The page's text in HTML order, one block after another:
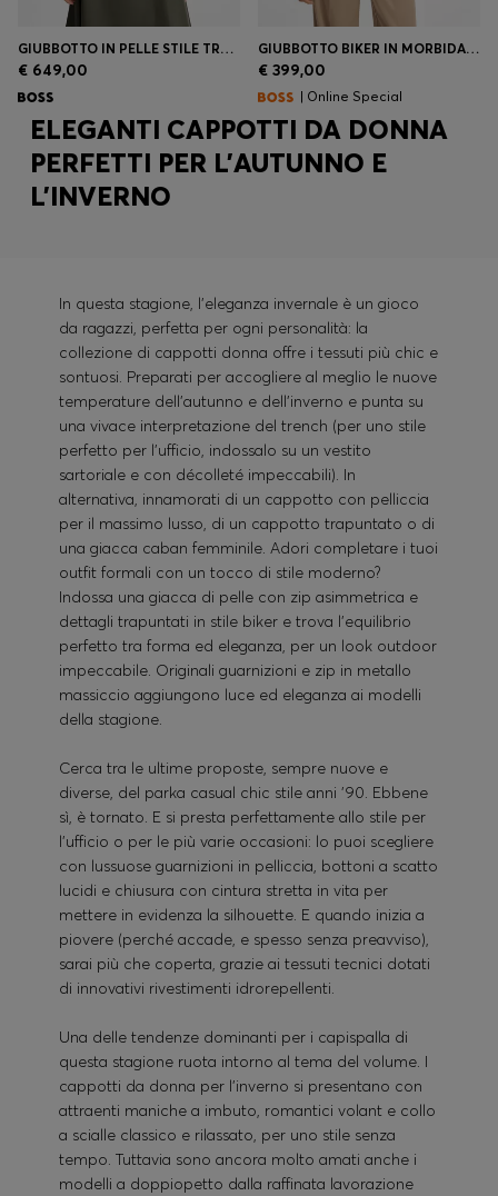
GIUBBOTTO IN PELLE STILE TRENCH
€ 649,00
GIUBBOTTO BIKER IN MORBIDA PELLE CON COLLETTO RIALZATO
€ 399,00
| Online Special
ELEGANTI CAPPOTTI DA DONNA
PERFETTI PER L'AUTUNNO E
L'INVERNO
In questa stagione, l'eleganza invernale è un gioco
da ragazzi, perfetta per ogni personalità: la
collezione di cappotti donna offre i tessuti più chic e
sontuosi. Preparati per accogliere al meglio le nuove
temperature dell'autunno e dell'inverno e punta su
una vivace interpretazione del trench (per uno stile
perfetto per l'ufficio, indossalo su un vestito
sartoriale e con décolleté impeccabili). In
alternativa, innamorati di un cappotto con pelliccia
per il massimo lusso, di un cappotto trapuntato o di
una giacca caban femminile. Adori completare i tuoi
outfit formali con un tocco di stile moderno?
Indossa una giacca di pelle con zip asimmetrica e
dettagli trapuntati in stile biker e trova l'equilibrio
perfetto tra forma ed eleganza, per un look outdoor
impeccabile. Originali guarnizioni e zip in metallo
massiccio aggiungono luce ed eleganza ai modelli
della stagione.
Cerca tra le ultime proposte, sempre nuove e
diverse, del parka casual chic stile anni '90. Ebbene
sì, è tornato. E si presta perfettamente allo stile per
l'ufficio o per le più varie occasioni: lo puoi scegliere
con lussuose guarnizioni in pelliccia, bottoni a scatto
lucidi e chiusura con cintura stretta in vita per
mettere in evidenza la silhouette. E quando inizia a
piovere (perché accade, e spesso senza preavviso),
sarai più che coperta, grazie ai tessuti tecnici dotati
di innovativi rivestimenti idrorepellenti.
Una delle tendenze dominanti per i capispalla di
questa stagione ruota intorno al tema del volume. I
cappotti da donna per l'inverno si presentano con
attraenti maniche a imbuto, romantici volant e collo
a scialle classico e rilassato, per uno stile senza
tempo. Tuttavia sono ancora molto amati anche i
modelli a doppiopetto dalla raffinata lavorazione